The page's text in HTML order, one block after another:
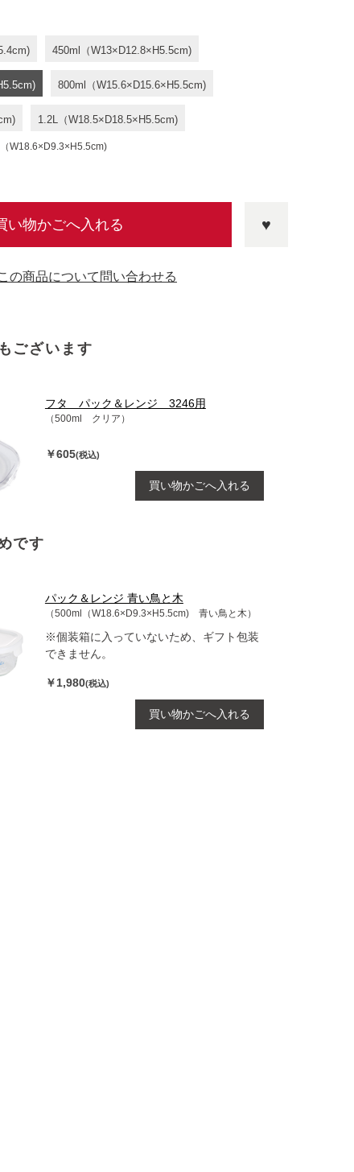
450ml（W13×D12.8×H5.5cm)
800ml（W15.6×D15.6×H5.5cm)
1.2L（W18.5×D18.5×H5.5cm)
W18.6×D9.3×H5.5cm)
い物かごへ入れる
ございます
フタ パック＆レンジ 3246用
（500ml クリア）
￥605(税込)
買い物かごへ入れる
です
パック＆レンジ 青い鳥と木
（500ml（W18.6×D9.3×H5.5cm) 青い鳥と木）
※個装箱に入っていないため、ギフト包装
できません。
￥1,980(税込)
買い物かごへ入れる
の商品について問い合わせる